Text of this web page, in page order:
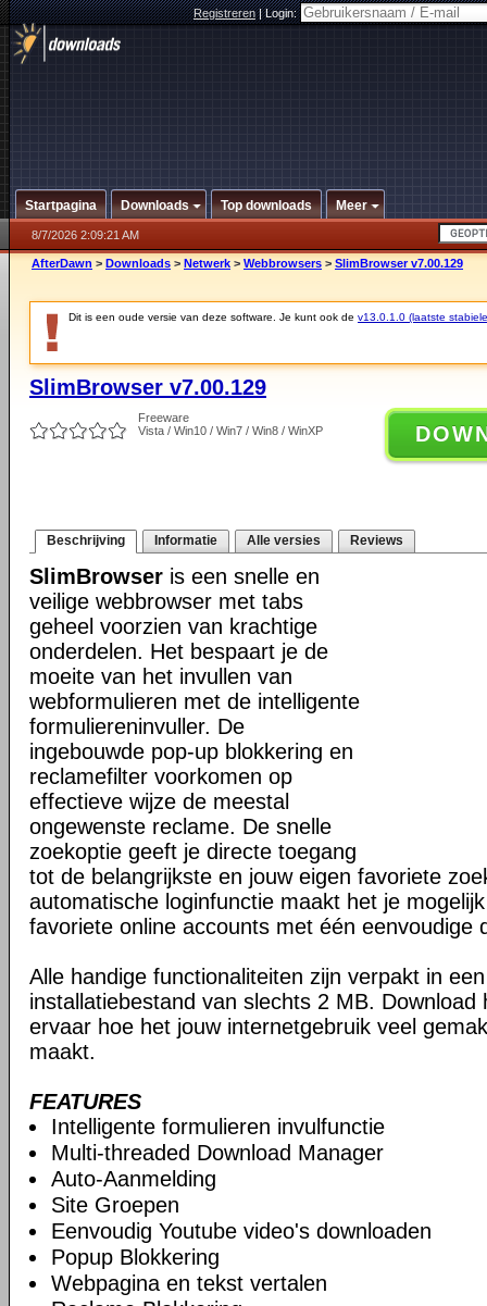
Registreren|Login:
Startpagina Downloads Top downloads Meer
8/7/2026 2:09:21 AM
AfterDawn > Downloads > Netwerk > Webbrowsers > SlimBrowser v7.00.129
Dit is een oude versie van deze software. Je kunt ook de v13.0.1.0 (laatste
SlimBrowser v7.00.129
Freeware
Vista / Win10 / Win7 / Win8 / WinXP
Beschrijving Informatie Alle versies Reviews
SlimBrowser is een snelle en
veilige webbrowser met tabs
geheel voorzien van krachtige
onderdelen. Het bespaart je de
moeite van het invullen van
webformulieren met de intelligente
formuliereninvuller. De
ingebouwde pop-up blokkering en
reclamefilter voorkomen op
effectieve wijze de meestal
ongewenste reclame. De snelle
zoekoptie geeft je directe toegang
tot de belangrijkste en jouw eigen favoriete
automatische loginfunctie maakt het je
favoriete online accounts met één eenvoudige
Alle handige functionaliteiten zijn verpakt in
installatiebestand van slechts 2 MB.
ervaar hoe het jouw internetgebruik veel
maakt.
FEATURES
Intelligente formulieren invulfunctie
Multi-threaded Download Manager
Auto-Aanmelding
Site Groepen
Eenvoudig Youtube video's downloaden
Popup Blokkering
Webpagina en tekst vertalen